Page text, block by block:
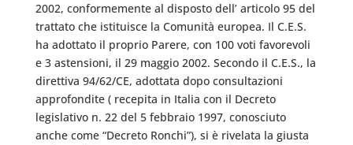
2002, conformemente al disposto dell’ articolo 95 del
trattato che istituisce la Comunità europea. Il C.E.S.
ha adottato il proprio Parere, con 100 voti favorevoli
e 3 astensioni, il 29 maggio 2002. Secondo il C.E.S., la
direttiva 94/62/CE, adottata dopo consultazioni
approfondite ( recepita in Italia con il Decreto
legislativo n. 22 del 5 febbraio 1997, conosciuto
anche come “Decreto Ronchi”), si è rivelata la giusta